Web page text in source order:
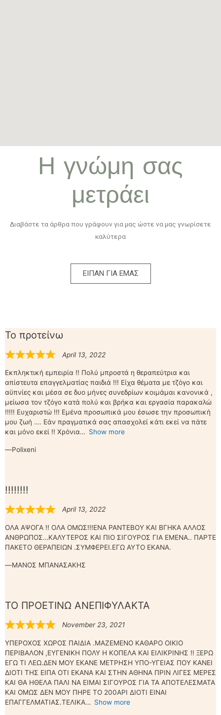
Η γνώμη σας
μετράει
Διαβάστε τα άρθρα που γράφουν για μας ώστε να μας γνωρίσετε
καλύτερα
ΕΙΠΑΝ ΓΙΑ ΕΜΑΣ
Το προτείνω
April 13, 2022
Εκπληκτική εμπειρία !! Πολύ μπροστά η θεραπεύτρια και
απίστευτα επαγγελματίας παιδιά !!! Είχα θέματα με τζόγο και
αϋπνίες και μέσα σε δυο μήνες συνεδρίων κοιμάμαι κανονικά ,
μείωσα τον τζόγο κατά πολύ και βρήκα και εργασία παρακαλώ
!!!!! Ευχαριστώ !!! Εμένα προσωπικά μου έσωσε την προσωπική
μου ζωή …. Εάν πραγματικά σας απασχολεί κάτι εκεί να πάτε
και μόνο εκεί !! Χρόνια
Show more
Polixeni
!!!!!!!!
April 13, 2022
ΟΛΑ ΑΨΟΓΑ !! ΟΛΑ ΟΜΩΣ!!!ΕΝΑ ΡΑΝΤΕΒΟΥ ΚΑΙ ΒΓΗΚΑ ΑΛΛΟΣ
ΑΝΘΡΩΠΟΣ…ΚΑΛΥΤΕΡΟΣ ΚΑΙ ΠΙΟ ΣΙΓΟΥΡΟΣ ΓΙΑ ΕΜΕΝΑ.. ΠΑΡΤΕ
ΠΑΚΕΤΟ ΘΕΡΑΠΕΙΩΝ .ΣΥΜΦΕΡΕΙ.ΕΓΩ ΑΥΤΟ ΕΚΑΝΑ.
ΜΑΝΟΣ ΜΠΑΝΑΣΑΚΗΣ
ΤΟ ΠΡΟΕΤΙΝΩ ΑΝΕΠΙΦΥΛΑΚΤΑ
November 23, 2021
ΥΠΕΡΟΧΟΣ ΧΩΡΟΣ ΠΑΙΔΙΑ .ΜΑΖΕΜΕΝΟ ΚΑΘΑΡΟ ΟΙΚΙΟ
ΠΕΡΙΒΑΛΟΝ ,ΕΥΓΕΝΙΚΗ ΠΟΛΥ Η ΚΟΠΕΛΑ ΚΑΙ ΕΙΛΙΚΡΙΝΗΣ !! ΞΕΡΩ
ΕΓΩ ΤΙ ΛΕΩ.ΔΕΝ ΜΟΥ ΕΚΑΝΕ ΜΕΤΡΗΣΗ ΥΠΟ-ΥΓΕΙΑΣ ΠΟΥ ΚΑΝΕΙ
ΔΙΟΤΙ ΤΗΣ ΕΙΠΑ ΟΤΙ ΕΚΑΝΑ ΚΑΙ ΣΤΗΝ ΑΘΗΝΑ ΠΡΙΝ ΛΙΓΕΣ ΜΕΡΕΣ
ΚΑΙ ΘΑ ΗΘΕΛΑ ΠΑΛΙ ΝΑ ΕΙΜΑΙ ΣΙΓΟΥΡΟΣ ΓΙΑ ΤΑ ΑΠΟΤΕΛΕΣΜΑΤΑ
ΚΑΙ ΟΜΩΣ ΔΕΝ ΜΟΥ ΠΗΡΕ ΤΟ 200ΑΡΙ ΔΙΟΤΙ ΕΙΝΑΙ
ΕΠΑΓΓΕΛΜΑΤΙΑΣ.ΤΕΛΙΚΑ
Show more